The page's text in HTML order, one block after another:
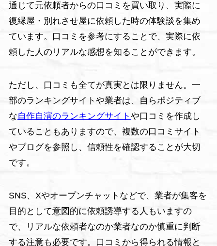
通じて元依頼者からの口コミを買い取り、実際に
復縁屋・別れさせ屋に依頼した時の体験談を集め
ています。口コミを参考にすることで、実際に依
頼した人のリアルな感想を知ることができます。
ただし、口コミも全てが真実とは限りません。一
部のランキングサイトや業者は、自らポジティブ
な自作自演のランキングサイト や口コミを作成し
ていることもありますので、複数の口コミサイト
やブログを参照し、信頼性を確認することが大切
です。
SNS、Xやオープンチャットなどで、業者が集客を
目的として意図的に依頼誘導する人もいますの
で、リアルな依頼者なのか業者なのか慎重に判断
する注意も必要です。口コミから得られる情報と